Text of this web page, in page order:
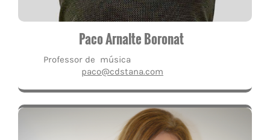
Paco Arnalte Boronat
Professor de música
paco@cdstana.com